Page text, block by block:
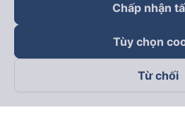
Chấp nhận
Tùy chọn
Từ chối